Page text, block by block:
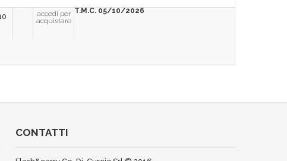
accedi per
acquistare
T.M.C. 05/10/2026
CONTATTI